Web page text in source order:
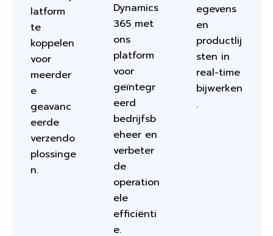
latform
te
koppelen
voor
meerder
e
geavanc
eerde
verzendo
plossinge
n.
Dynamics
365 met
ons
platform
voor
geïntegr
eerd
bedrijfsb
eheer en
verbeter
de
operation
ele
efficiënti
e.
egevens
en
productlij
sten in
real-time
bijwerken
.